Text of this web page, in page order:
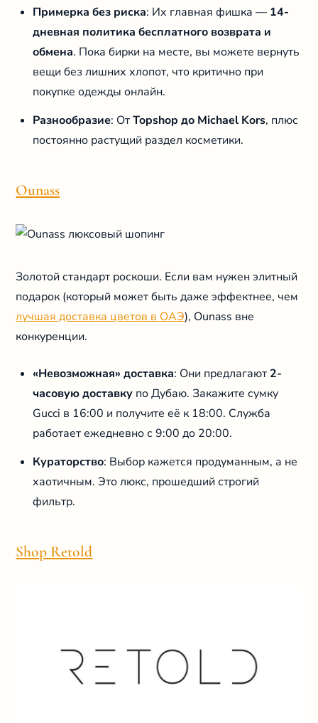
Примерка без риска: Их главная фишка — 14-
дневная политика бесплатного возврата и
обмена. Пока бирки на месте, вы можете вернуть
вещи без лишних хлопот, что критично при
покупке одежды онлайн.
Разнообразие: ОтTopshop до Michael Kors, плюс
постоянно растущий раздел косметики.
Ounass
Золотой стандарт роскоши. Если вам нужен элитный
подарок (который может быть даже эффектнее, чем
лучшая доставка цветов в ОАЭ), Ounass вне
конкуренции.
«Невозможная» доставка: Они предлагают 2-
часовую доставку по Дубаю. Закажите сумку
Gucci в 16:00 и получите её к 18:00. Служба
работает ежедневно с 9:00 до 20:00.
Кураторство: Выбор кажется продуманным, а не
хаотичным. Это люкс, прошедший строгий
фильтр.
Shop Retold